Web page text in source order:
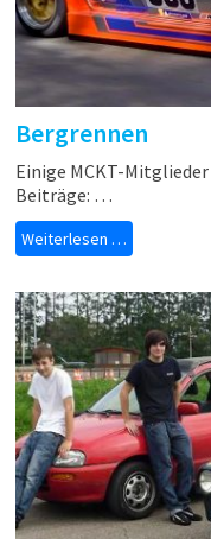
Bergrennen
Einige MCKT-
Beiträge: …
Weiterlesen …